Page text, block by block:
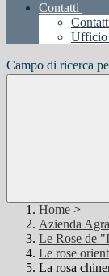
Contatti
Ufficio
Campo di ricerca
Home >
Azienda
Le Rose de
Le rose
La rosa